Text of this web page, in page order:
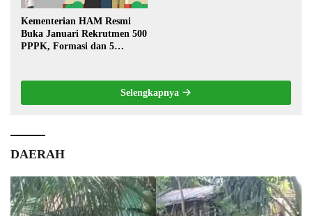
Kementerian HAM Resmi
Buka Januari Rekrutmen 500
PPPK, Formasi dan 5
Selengkapnya
DAERAH